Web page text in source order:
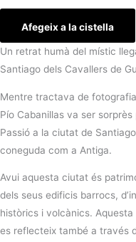
Afegeix a la cistella
Un retrat humà del místic
Santiago dels Cavallers de
Mentre tractava de
Pío Cabanillas va ser
Passió a la ciutat de
coneguda com a Antiga.
Avui aquesta ciutat és
dels seus edificis barrocs,
històrics i volcànics.
es reflecteix també a través